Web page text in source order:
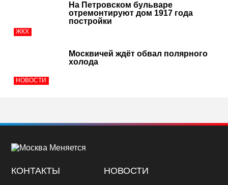
ЖКХ
На Петровском бульваре
отремонтируют дом 1917 года
постройки
НОВОСТИ
Москвичей ждёт обвал полярного
холода
КОНТАКТЫ
НОВОСТИ